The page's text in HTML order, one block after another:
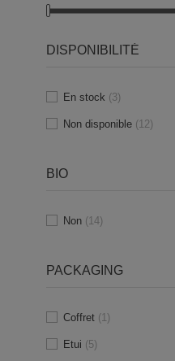
DISPONIBILITÉ
En stock (3)
Non disponible (12)
BIO
Non (14)
PACKAGING
Coffret (1)
Etui (5)